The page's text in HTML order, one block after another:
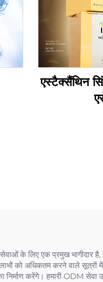
एस्टैक्सैंथिन
के लिए एक प्रमुख भागीदार है,
को अधिकतम करने वाले सूत्रों
करेंगे। हमारी ODM